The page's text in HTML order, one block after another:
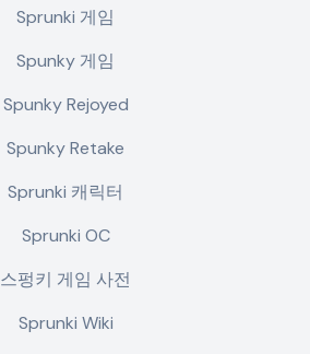
Sprunki 게임
Spunky 게임
Spunky Rejoyed
Spunky Retake
Sprunki 캐릭터
Sprunki OC
스펑키 게임 사전
Sprunki Wiki